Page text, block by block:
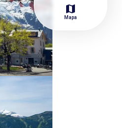
map
Mapa